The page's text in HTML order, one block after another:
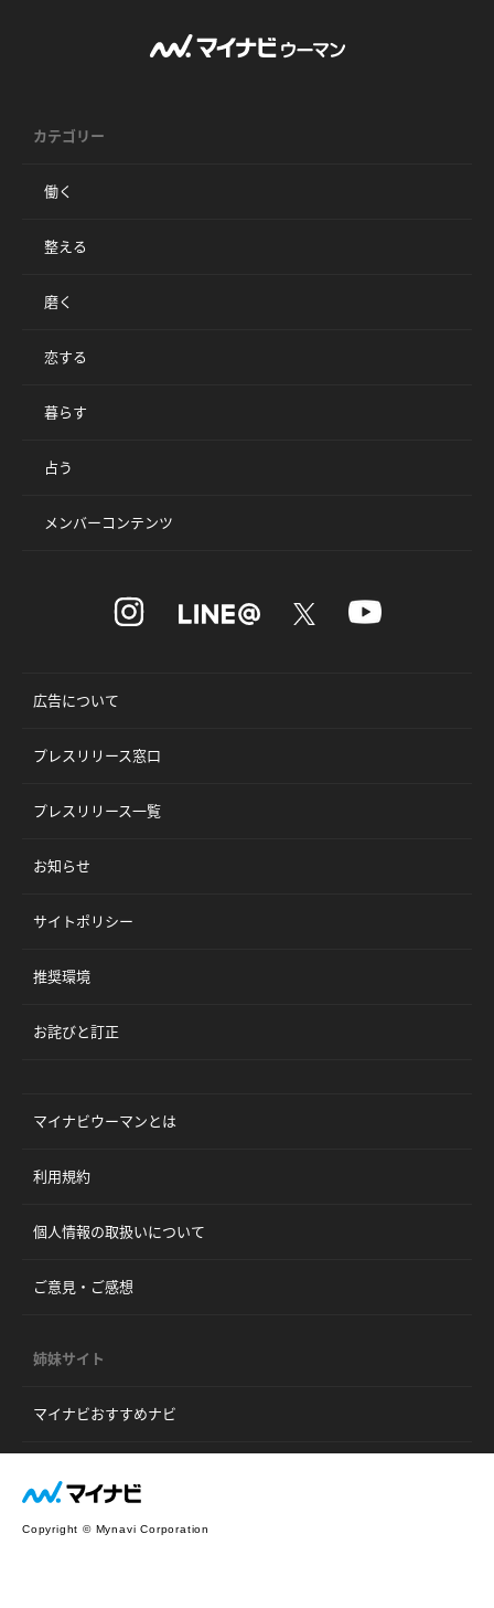
カテゴリー
働く
整える
磨く
恋する
暮らす
占う
メンバーコンテンツ
広告について
プレスリリース窓口
プレスリリース一覧
お知らせ
サイトポリシー
推奨環境
お詫びと訂正
マイナビウーマンとは
利用規約
個人情報の取扱いについて
ご意見・ご感想
姉妹サイト
マイナビおすすめナビ
Copyright © Mynavi Corporation